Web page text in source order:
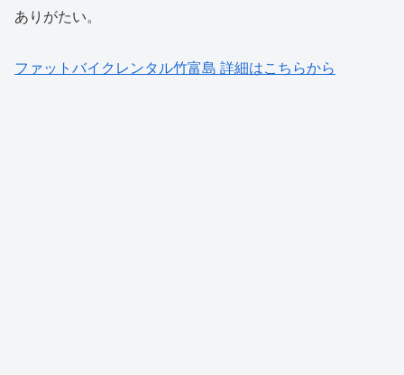
ありがたい。
ファットバイクレンタル竹富島 詳細はこちらから